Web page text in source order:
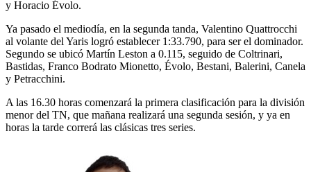
y Horacio Évolo.
Ya pasado el mediodía, en la segunda tanda, Valentino Quattrocchi
al volante del Yaris logró establecer 1:33.790, para ser el dominador.
Segundo se ubicó Martín Leston a 0.115, seguido de Coltrinari,
Bastidas, Franco Bodrato Mionetto, Évolo, Bestani, Balerini, Canela
y Petracchini.
A las 16.30 horas comenzará la primera clasificación para la división
menor del TN, que mañana realizará una segunda sesión, y ya en
horas la tarde correrá las clásicas tres series.